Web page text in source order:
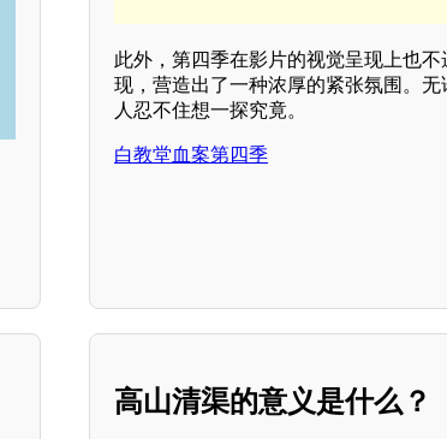
此外，第四季在影片的视觉呈现上也
现，营造出了一种浓厚的紧张氛围。
人忍不住想一探究竟。
白教堂血案第四季
高山清渠的意义是什么？